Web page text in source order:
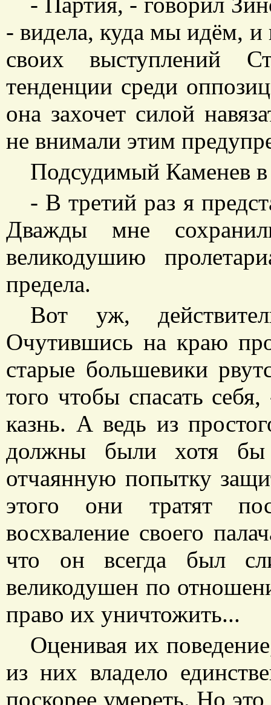
- видела, куда мы идём, и
своих выступлений
тенденции среди
она захочет силой
не внимали этим
Подсудимый Каменев в
- В третий раз я
Дважды мне
великодушию
предела.
Вот уж,
Очутившись на краю
старые большевики
того чтобы спасать
казнь. А ведь из
должны были хотя бы
отчаянную попытку
этого они тратят
восхваление своего
что он всегда был
великодушен по
право их уничтожить...
Оценивая их
из них владело
поскорее умереть. Но